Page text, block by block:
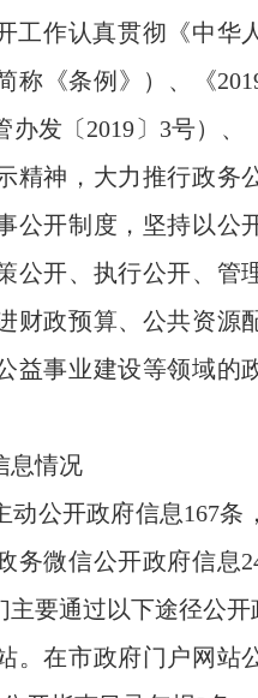
工作认真贯彻《中华
称《条例》）、《
发〔2019〕3号）、
精神，大力推行政务
公开制度，坚持以公
公开、执行公开、管
财政预算、公共资源
益事业建设等领域的
息情况
动公开政府信息167条
务微信公开政府信息
主要通过以下途径公
。在市政府门户网站